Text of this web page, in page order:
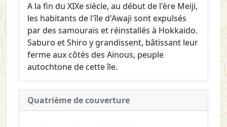
A la fin du XIXe siècle, au début de l'ère Meiji,
les habitants de l'île d'Awaji sont expulsés
par des samouraïs et réinstallés à Hokkaido.
Saburo et Shiro y grandissent, bâtissant leur
ferme aux côtés des Aïnous, peuple
autochtone de cette île.
Quatrième de couverture